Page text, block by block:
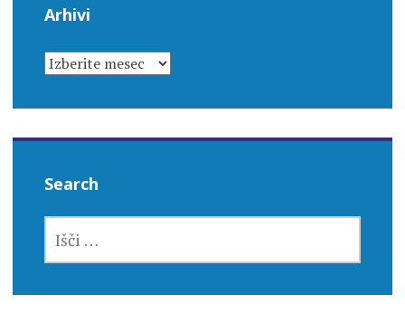
Arhivi
ARHIVI
Search